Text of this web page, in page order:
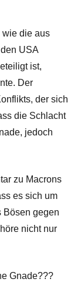
wie die aus
USA
ist,
Der
der sich
die Schlacht
jedoch
zu Macrons
es sich um
Bösen gegen
nicht nur
Gnade???